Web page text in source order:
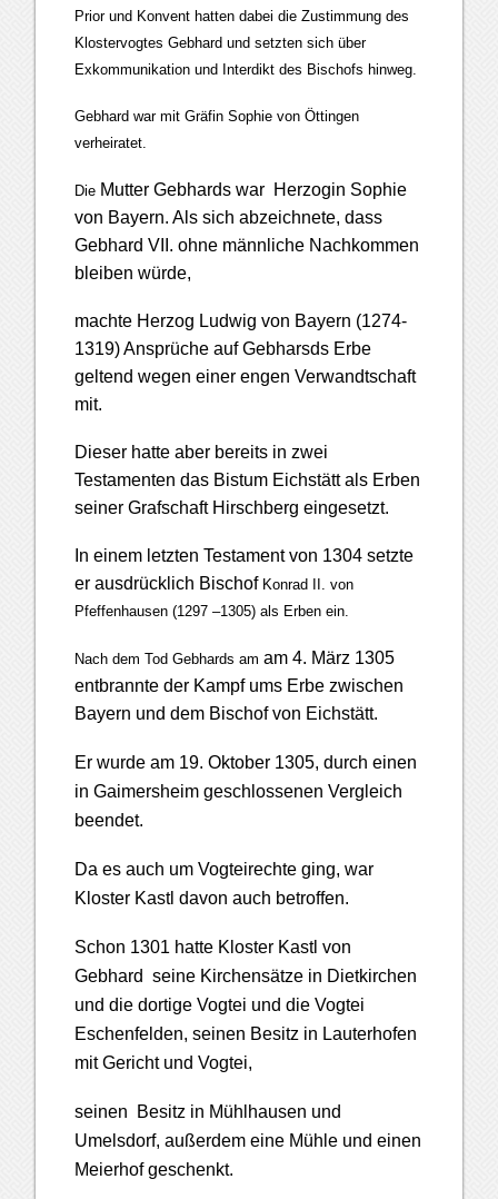
Prior und Konvent hatten dabei die Zustimmung des
Klostervogtes Gebhard und setzten sich über
Exkommunikation und Interdikt des Bischofs hinweg.
Gebhard war mit Gräfin Sophie von Öttingen
verheiratet.
Die Mutter Gebhards war Herzogin Sophie
von Bayern. Als sich abzeichnete, dass
Gebhard VII. ohne männliche Nachkommen
bleiben würde,
machte Herzog Ludwig von Bayern (1274-
1319) Ansprüche auf Gebharsds Erbe
geltend wegen einer engen Verwandtschaft
mit.
Dieser hatte aber bereits in zwei
Testamenten das Bistum Eichstätt als Erben
seiner Grafschaft Hirschberg eingesetzt.
In einem letzten Testament von 1304 setzte
er ausdrücklich Bischof Konrad II. von
Pfeffenhausen (1297 –1305) als Erben ein.
Nach dem Tod Gebhards amam 4. März 1305
entbrannte der Kampf ums Erbe zwischen
Bayern und dem Bischof von Eichstätt.
Er wurdeam 19. Oktober 1305, durch einen
in Gaimersheim geschlossenen Vergleich
beendet.
Da es auch um Vogteirechte ging, war
Kloster Kastl davon auch betroffen.
Schon 1301 hatte Kloster Kastl von
Gebhard seine Kirchensätze in Dietkirchen
und die dortige Vogtei und die Vogtei
Eschenfelden, seinen Besitz in Lauterhofen
mit Gericht und Vogtei,
seinen Besitz in Mühlhausen und
Umelsdorf, außerdem eine Mühle und einen
Meierhof geschenkt.